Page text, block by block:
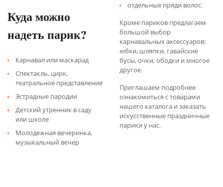
Куда можно
надеть парик?
Карнавал или маскарад
Спектакль, цирк,
театральное представление
Эстрадные пародии
Детский утренник в саду
или школе
Молодежная вечеринка,
музыкальный вечер
отдельные пряди волос.
Кроме париков предлагаем
большой выбор
карнавальных аксессуаров:
юбки, шляпки, гавайские
бусы, очки, ободки и многое
другое.
Приглашаем подробнее
ознакомиться с товарами
нашего каталога и заказать
искусственные праздничные
парики у нас.